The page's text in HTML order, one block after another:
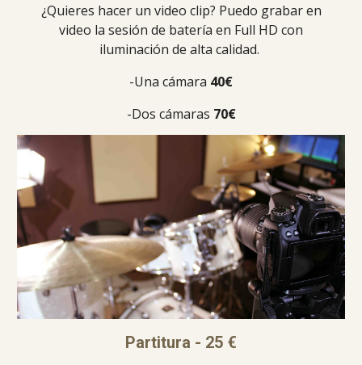
¿Quieres hacer un video clip? Puedo grabar en
video la sesión de batería en Full HD con
iluminación de alta calidad.
-Una cámara 40€
-Dos cámaras 70€
Partitura - 25 €